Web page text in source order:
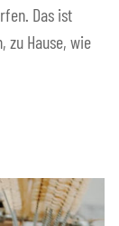
Das ist
zu Hause, wie